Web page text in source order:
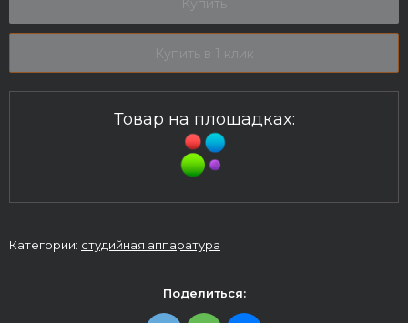
Купить
Купить в 1 клик
Товар на площадках:
Категории: студийная аппаратура
Поделиться: